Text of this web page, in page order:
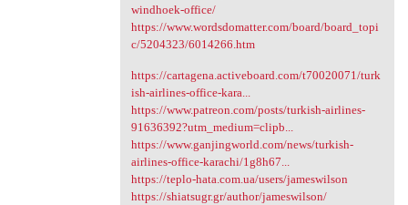
windhoek-office/
https://www.wordsdomatter.com/board/board_topi
c/5204323/6014266.htm
https://cartagena.activeboard.com/t70020071/turk
ish-airlines-office-kara...
https://www.patreon.com/posts/turkish-airlines-
91636392?utm_medium=clipb...
https://www.ganjingworld.com/news/turkish-
airlines-office-karachi/1g8h67...
https://teplo-hata.com.ua/users/jameswilson
https://shiatsugr.gr/author/jameswilson/